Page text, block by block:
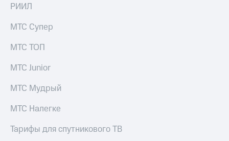
МТС
Все
Финансы
доход
Страхование
доход 15%
Акции
Условия
пополнения
Скидка
30%
на связь
RED,
РИИЛ
РИИЛ
МТС Супер
МТС ТОП
МТС Junior
МТС Мудрый
МТС Налегке
Тарифы для спутникового ТВ